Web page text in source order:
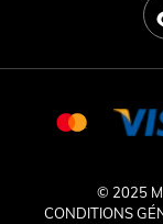
© 2025
CONDITIONS